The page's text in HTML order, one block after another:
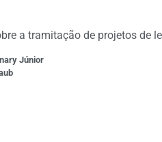
a tramitação de projetos de
Júnior